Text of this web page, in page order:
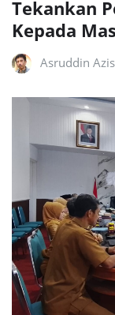
Tekankan
Kepada
Asruddin Azis